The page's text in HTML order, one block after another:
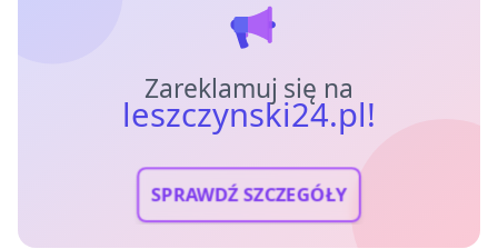
Zareklamuj się na
leszczynski24.pl!
SPRAWDŹ SZCZEGÓŁY